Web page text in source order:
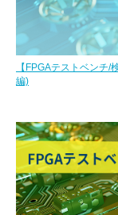
【FPGAテストベンチ/
編)